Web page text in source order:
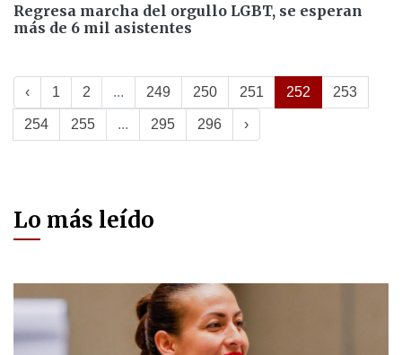
Regresa marcha del orgullo LGBT, se esperan
más de 6 mil asistentes
‹ 1 2 ... 249 250 251 252 253
254 255 ... 295 296 ›
Lo más leído